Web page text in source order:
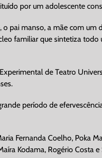
por um adolescente
pai manso, a mãe com
familiar que sintetiza todo
de Teatro
período de
Fernanda Coelho, Poka
Kodama, Rogério Costa e